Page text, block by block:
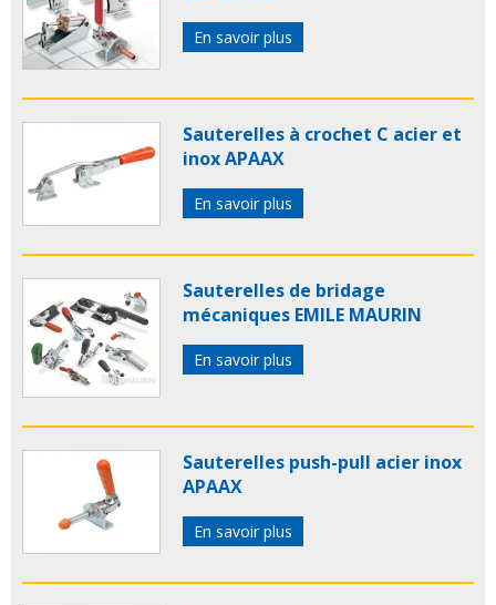
En savoir plus
Sauterelles à crochet C acier et
inox APAAX
En savoir plus
Sauterelles de bridage
mécaniques EMILE MAURIN
En savoir plus
Sauterelles push-pull acier inox
APAAX
En savoir plus